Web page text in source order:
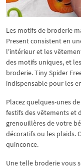
Les motifs de broderie
Present consistent en
l'intérieur et les
des motifs uniques, et
broderie. Tiny Spider
indispensable pour les
Placez quelques-unes
festifs des vêtements et
grenouillères de votre
décoratifs ou les plaids.
quinconce.
Une telle broderie vous